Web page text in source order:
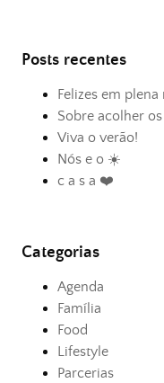
Posts recentes
Felizes em
Sobre acolher
Viva o verão!
Nós e o ☀️
c a s a ❤️
Categorias
Agenda
Família
Food
Lifestyle
Parcerias